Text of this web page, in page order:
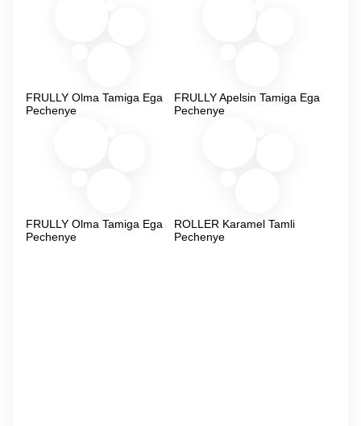
FRULLY Olma Tamiga Ega
Pechenye
FRULLY Apelsin Tamiga Ega
Pechenye
FRULLY Olma Tamiga Ega
Pechenye
ROLLER Karamel Tamli
Pechenye